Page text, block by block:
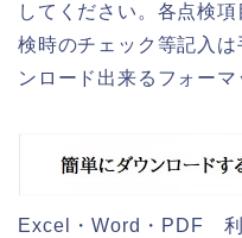
してください。各点検
検時のチェック等記入
ンロード出来るフォーマ
Excel・Word・PDF 利